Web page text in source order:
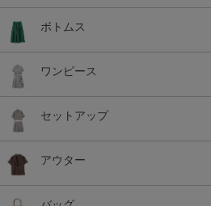
ボトムス
ワンピース
セットアップ
アウター